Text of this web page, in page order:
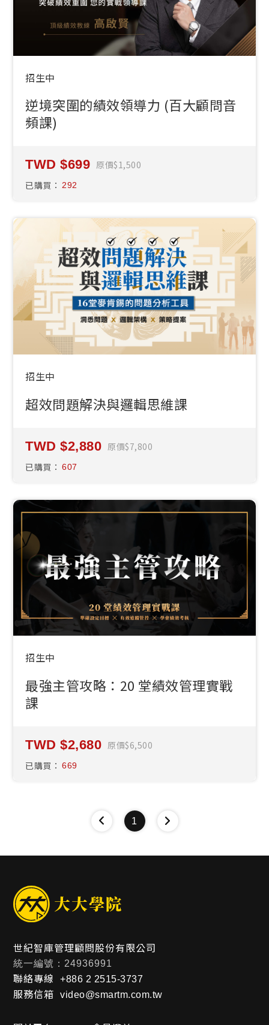
招生中
逆境突圍的績效領導力 (百大顧問音
頻課)
699 原價 1,500
已購買： 292
招生中
超效問題解決與邏輯思維課
2,880 原價 7,800
已購買： 607
招生中
最強主管攻略：20 堂績效管理實戰
課
2,680 原價 6,500
已購買： 669
1
世紀智庫管理顧問股份有限公司
統一編號：24936991
聯絡專線 +886 2 2515-3737
服務信箱 video@smartm.com.tw